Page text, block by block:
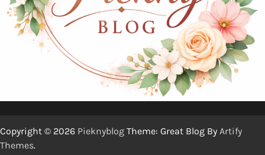
Copyright © 2026 Pieknyblog Theme: Great Blog By Artify
Themes.